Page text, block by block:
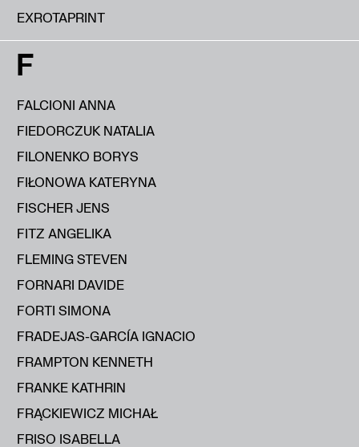
EXROTAPRINT
F
FALCIONI ANNA
FIEDORCZUK NATALIA
FILONENKO BORYS
FIŁONOWA KATERYNA
FISCHER JENS
FITZ ANGELIKA
FLEMING STEVEN
FORNARI DAVIDE
FORTI SIMONA
FRADEJAS-GARCÍA IGNACIO
FRAMPTON KENNETH
FRANKE KATHRIN
FRĄCKIEWICZ MICHAŁ
FRISO ISABELLA